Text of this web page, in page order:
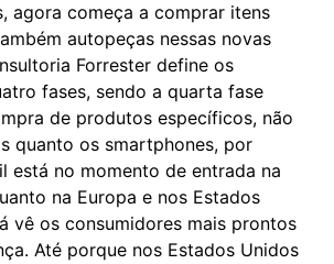
agora começa a comprar itens
autopeças nessas novas
Forrester define os
fases, sendo a quarta fase
de produtos específicos, não
quanto os smartphones, por
está no momento de entrada na
na Europa e nos Estados
vê os consumidores mais prontos
Até porque nos Estados Unidos